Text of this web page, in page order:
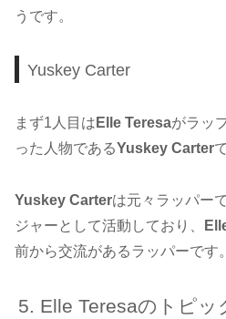
うです。
Yuskey Carter
まず1人目は Elle Teresaがラッ
った人物であるYuskey Carter
Yuskey Carterは元々ラッパー
ジャーとして活動しており、
前から交流があるラッパーです。
Elle Teresaのトピッ